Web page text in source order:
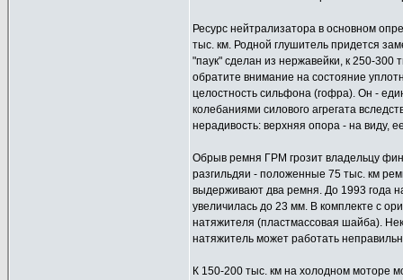
Ресурс нейтрализатора в основном
тыс. км. Родной глушитель придется
"паук" сделан из нержавейки, к 250-300
обратите внимание на состояние
целостность сильфона (гофра). Он -
колебаниями силового агрегата
нерадивость: верхняя опора - на виду,
Обрыв ремня ГРМ грозит владельцу
разгильдяи - положенные 75 тыс. км
выдерживают два ремня. До 1993 года
увеличилась до 23 мм. В комплекте с
натяжителя (пластмассовая шайба).
натяжитель может работать
К 150-200 тыс. км на холодном моторе